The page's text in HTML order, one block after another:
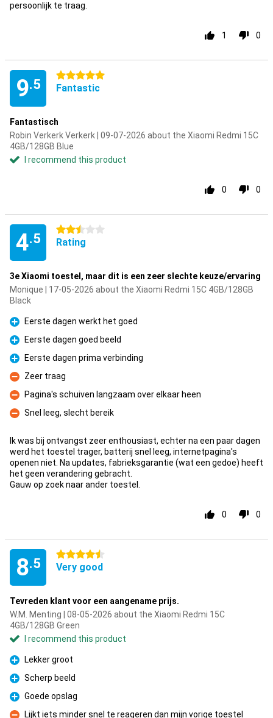
persoonlijk te traag.
1 0
9.5
5 stars
Fantastic
Fantastisch
Robin Verkerk Verkerk | 09-07-2026 about the Xiaomi Redmi 15C
4GB/128GB Blue
I recommend this product
0 0
4.5
2.5 stars
Rating
3e Xiaomi toestel, maar dit is een zeer slechte keuze/ervaring
Monique | 17-05-2026 about the Xiaomi Redmi 15C 4GB/128GB
Black
Pro
Eerste dagen werkt het goed
Pro
Eerste dagen goed beeld
Pro
Eerste dagen prima verbinding
Con
Zeer traag
Con
Pagina's schuiven langzaam over elkaar heen
Con
Snel leeg, slecht bereik
Ik was bij ontvangst zeer enthousiast, echter na een paar dagen
werd het toestel trager, batterij snel leeg, internetpagina's
openen niet. Na updates, fabrieksgarantie (wat een gedoe) heeft
het geen verandering gebracht.
Gauw op zoek naar ander toestel.
0 0
8.5
4.5 stars
Very good
Tevreden klant voor een aangename prijs.
W.M. Menting | 08-05-2026 about the Xiaomi Redmi 15C
4GB/128GB Green
I recommend this product
Pro
Lekker groot
Pro
Scherp beeld
Pro
Goede opslag
Lijkt iets minder snel te reageren dan mijn vorige toestel